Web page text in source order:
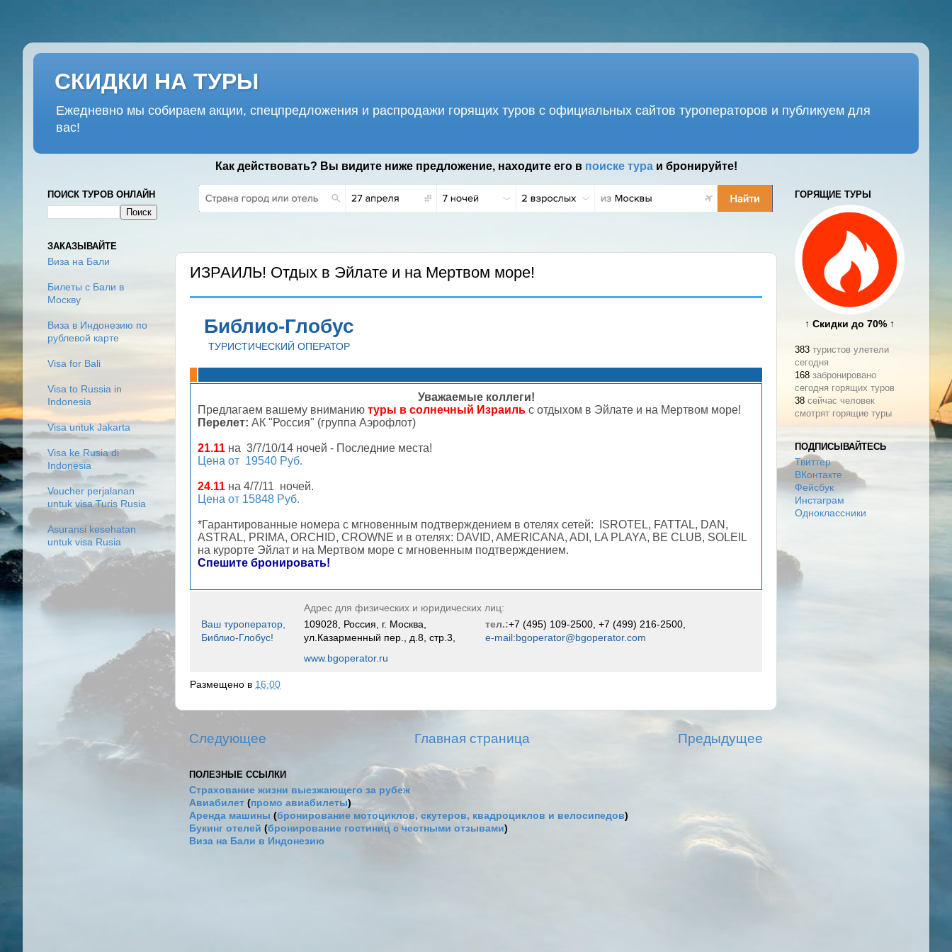
СКИДКИ НА ТУРЫ
Ежедневно мы собираем акции, спецпредложения и распродажи горящих туров с официальных сайтов туроператоров и публикуем для
вас!
Как действовать? Вы видите ниже предложение, находите его в поиске тураи бронируйте!
ИЗРАИЛЬ! Отдых в Эйлате и на Мертвом море!
Библио-Глобус
ТУРИСТИЧЕСКИЙ ОПЕРАТОР
Уважаемые коллеги!
Предлагаем вашему вниманию туры в солнечный Израиль с отдыхом в Эйлате и на Мертвом море!
Перелет: АК "Россия" (группа Аэрофлот)
21.11 на 3/7/10/14 ночей - Последние места!
Цена от 19540 Руб.
24.11 на 4/7/11 ночей.
Цена от 15848 Руб.
*Гарантированные номера с мгновенным подтверждением в отелях сетей: ISROTEL, FATTAL, DAN,
ASTRAL, PRIMA, ORCHID, CROWNE и в отелях: DAVID, AMERICANA, ADI, LA PLAYA, BE CLUB, SOLEIL
на курорте Эйлат и на Мертвом море с мгновенным подтверждением.
Спешите бронировать!
Адрес для физических и юридических лиц:
Ваш туроператор,
Библио-Глобус!
109028, Россия, г. Москва,
ул.Казарменный пер., д.8, стр.3,
www.bgoperator.ru
тел.:+7 (495) 109-2500, +7 (499) 216-2500,
e-mail:bgoperator@bgoperator.com
Размещено в 16:00
Следующее Предыдущее
Главная страница
ПОЛЕЗНЫЕ ССЫЛКИ
Страхование жизни выезжающего за рубеж
Авиабилет (промо авиабилеты)
Аренда машины (бронирование мотоциклов, скутеров, квадроциклов и велосипедов)
Букинг отелей (бронирование гостиниц с честными отзывами)
Виза на Бали в Индонезию
ПОИСК ТУРОВ ОНЛАЙН
ЗАКАЗЫВАЙТЕ
Виза на Бали
Билеты с Бали в
Москву
Виза в Индонезию по
рублевой карте
Visa for Bali
Visa to Russia in
Indonesia
Visa untuk Jakarta
Visa ke Rusia di
Indonesia
Voucher perjalanan
untuk visa Turis Rusia
Asuransi kesehatan
untuk visa Rusia
ГОРЯЩИЕ ТУРЫ
↑ Скидки до 70% ↑
383 туристов улетели
сегодня
168 забронировано
сегодня горящих туров
38 сейчас человек
смотрят горящие туры
ПОДПИСЫВАЙТЕСЬ
Твиттер
ВКонтакте
Фейсбук
Инстаграм
Одноклассники